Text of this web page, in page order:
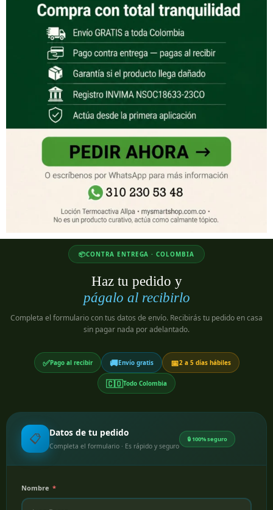
📦CONTRA ENTREGA · COLOMBIA
Haz tu pedido y
págalo al recibirlo
Completa el formulario con tus datos de envío. Recibirás tu pedido en casa
sin pagar nada por adelantado.
✅Pago al recibir 🚚Envío gratis 📅2 a 5 días hábiles
🇨🇴Todo Colombia
📋 Datos de tu pedido
Completa el formulario · Es rápido y seguro
🔒 100% seguro
Nombre